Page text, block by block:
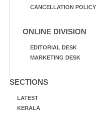
CANCELLATION POLICY
ONLINE DIVISION
EDITORIAL DESK
MARKETING DESK
SECTIONS
LATEST
KERALA